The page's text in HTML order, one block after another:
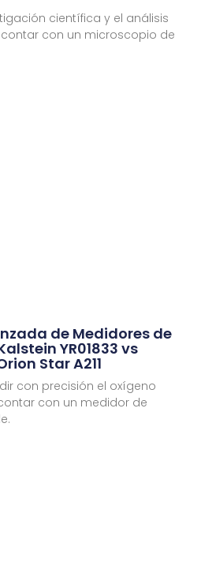
científica y el análisis
con un microscopio de
de Medidores de
YR01833 vs
Star A211
con precisión el oxígeno
con un medidor de